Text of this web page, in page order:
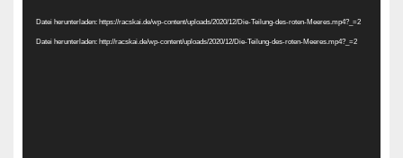
Datei herunterladen: https://racskai.de/wp-content/uploads/2020/12/Die-Teilung-des-roten-Meeres.mp4?_=2
Datei herunterladen: http://racskai.de/wp-content/uploads/2020/12/Die-Teilung-des-roten-Meeres.mp4?_=2